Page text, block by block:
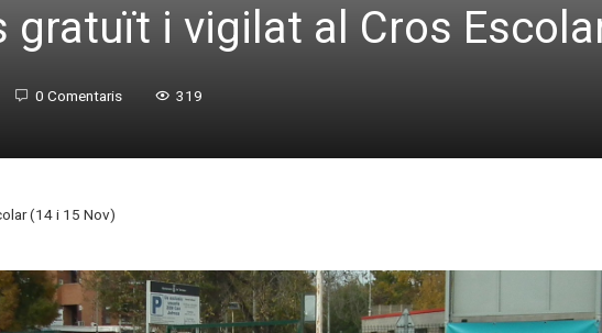
i vigilat al Cros
0 Comentaris 319
(14 i 15 Nov)